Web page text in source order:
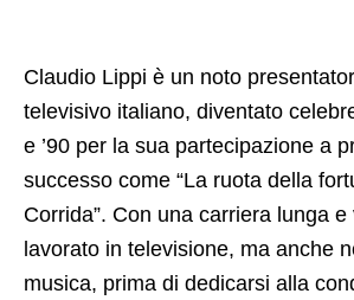
Claudio Lippi è un noto
televisivo italiano, diventato
e ’90 per la sua partecipazione a
successo come “La ruota della
Corrida”. Con una carriera lunga
lavorato in televisione, ma anche
musica, prima di dedicarsi alla